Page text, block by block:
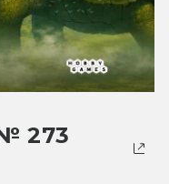
273